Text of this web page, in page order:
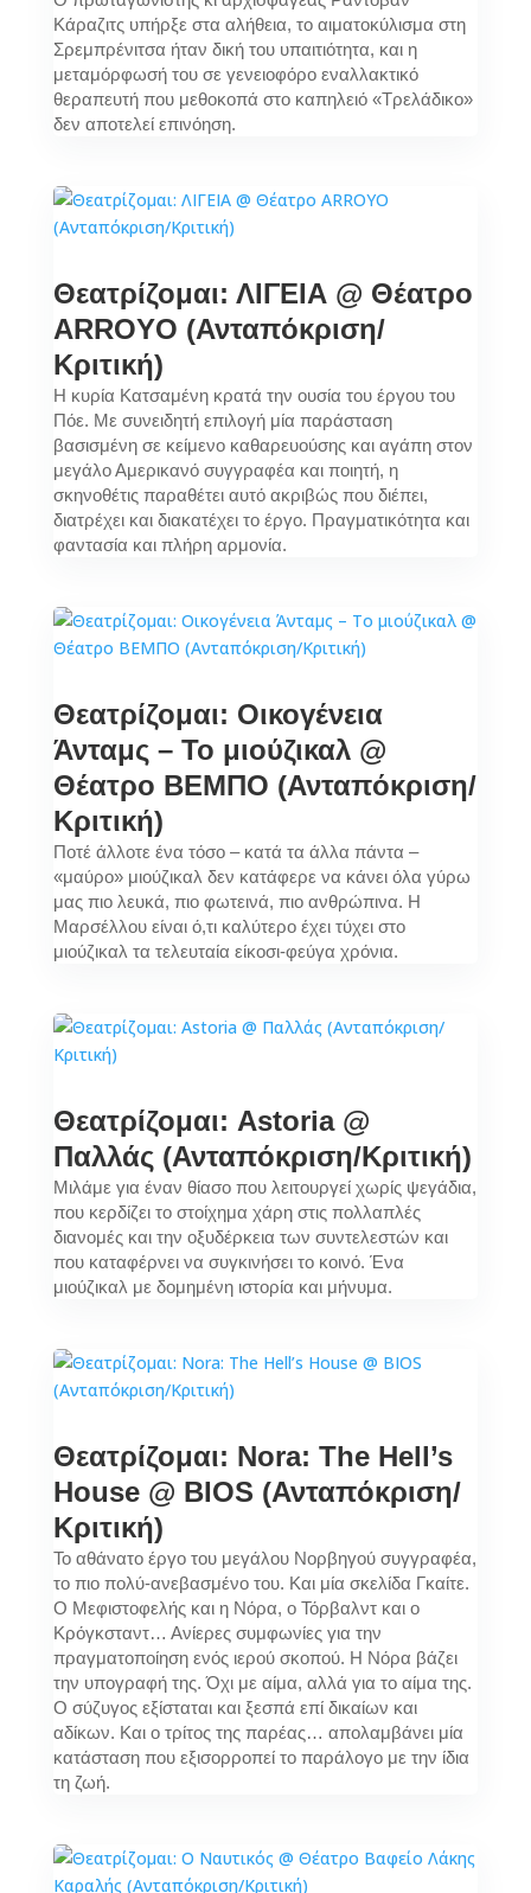
Κάραζιτς υπήρξε στα αλήθεια, το αιματοκύλισμα στη
Σρεμπρένιτσα ήταν δική του υπαιτιότητα, και η
μεταμόρφωσή του σε γενειοφόρο εναλλακτικό
θεραπευτή που μεθοκοπά στο καπηλειό «Τρελάδικο»
δεν αποτελεί επινόηση.
Θεατρίζομαι: ΛΙΓΕΙΑ @ Θέατρο
ARROYO (Ανταπόκριση/
Κριτική)
Η κυρία Κατσαμένη κρατά την ουσία του έργου του
Πόε. Με συνειδητή επιλογή μία παράσταση
βασισμένη σε κείμενο καθαρευούσης και αγάπη στον
μεγάλο Αμερικανό συγγραφέα και ποιητή, η
σκηνοθέτις παραθέτει αυτό ακριβώς που διέπει,
διατρέχει και διακατέχει το έργο. Πραγματικότητα και
φαντασία και πλήρη αρμονία.
Θεατρίζομαι: Οικογένεια
Άνταμς – To μιούζικαλ @
Θέατρο ΒΕΜΠΟ (Ανταπόκριση/
Κριτική)
Ποτέ άλλοτε ένα τόσο – κατά τα άλλα πάντα –
«μαύρο» μιούζικαλ δεν κατάφερε να κάνει όλα γύρω
μας πιο λευκά, πιο φωτεινά, πιο ανθρώπινα. Η
Μαρσέλλου είναι ό,τι καλύτερο έχει τύχει στο
μιούζικαλ τα τελευταία είκοσι-φεύγα χρόνια.
Θεατρίζομαι: Astoria @
Παλλάς (Ανταπόκριση/Κριτική)
Μιλάμε για έναν θίασο που λειτουργεί χωρίς ψεγάδια,
που κερδίζει το στοίχημα χάρη στις πολλαπλές
διανομές και την οξυδέρκεια των συντελεστών και
που καταφέρνει να συγκινήσει το κοινό. Ένα
μιούζικαλ με δομημένη ιστορία και μήνυμα.
Θεατρίζομαι: Nora: The Hell’s
House @ ΒΙΟS (Ανταπόκριση/
Κριτική)
Το αθάνατο έργο του μεγάλου Νορβηγού συγγραφέα,
το πιο πολύ-ανεβασμένο του. Και μία σκελίδα Γκαίτε.
Ο Μεφιστοφελής και η Νόρα, ο Τόρβαλντ και ο
Κρόγκσταντ… Ανίερες συμφωνίες για την
πραγματοποίηση ενός ιερού σκοπού. Η Νόρα βάζει
την υπογραφή της. Όχι με αίμα, αλλά για το αίμα της.
Ο σύζυγος εξίσταται και ξεσπά επί δικαίων και
αδίκων. Και ο τρίτος της παρέας… απολαμβάνει μία
κατάσταση που εξισορροπεί το παράλογο με την ίδια
τη ζωή.